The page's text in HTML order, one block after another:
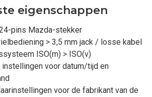
eigenschappen
pins Mazda-stekker
> 3,5 mm jack / losse kabel
ISO(m) > ISO(v)
instellingen voor datum/tijd en
voor de fabrikant van de